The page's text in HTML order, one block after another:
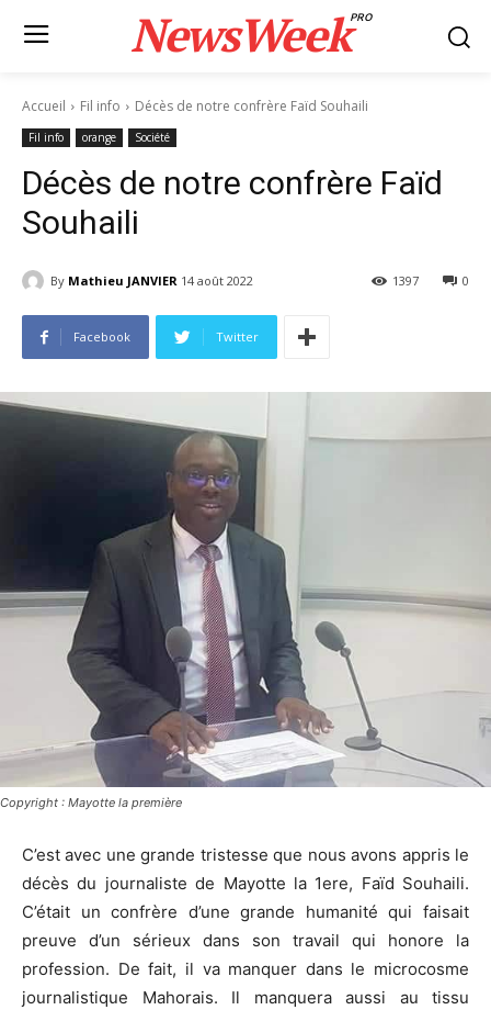
NewsWeekPRO
Accueil Fil info Décès de notre confrère Faïd Souhaili
Fil info orange Société
Décès de notre confrère Faïd
Souhaili
By Mathieu JANVIER 14 août 2022 0
1397
Facebook Twitter
Copyright : Mayotte la première
C’est avec une grande tristesse que nous avons appris le
décès du journaliste de Mayotte la 1ere, Faïd Souhaili.
C’était un confrère d’une grande humanité qui faisait
preuve d’un sérieux dans son travail qui honore la
profession. De fait, il va manquer dans le microcosme
journalistique Mahorais. Il manquera aussi au tissu